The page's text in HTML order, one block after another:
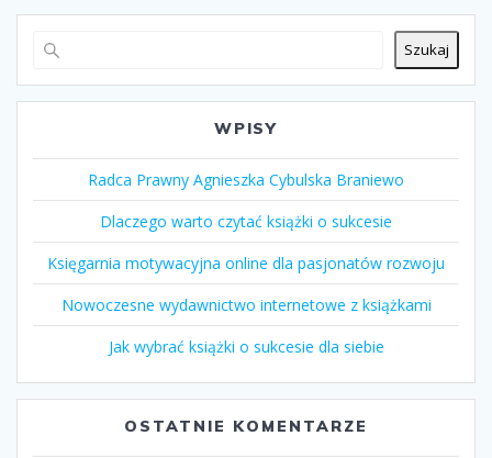
Szukaj
WPISY
Radca Prawny Agnieszka Cybulska Braniewo
Dlaczego warto czytać książki o sukcesie
Księgarnia motywacyjna online dla pasjonatów rozwoju
Nowoczesne wydawnictwo internetowe z książkami
Jak wybrać książki o sukcesie dla siebie
OSTATNIE KOMENTARZE